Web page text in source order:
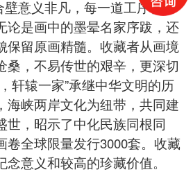
意义非凡，每一道工序都力
论是画中的墨晕名家序跋，还
保留原画精髓。收藏者从画境
桑，不易传世的艰辛，更深切
轩辕一家”承继中华文明的历
海峡两岸文化为纽带，共同建
世，昭示了中化民族同根同
卷全球限量发行3000套。收藏
意义和较高的珍藏价值。